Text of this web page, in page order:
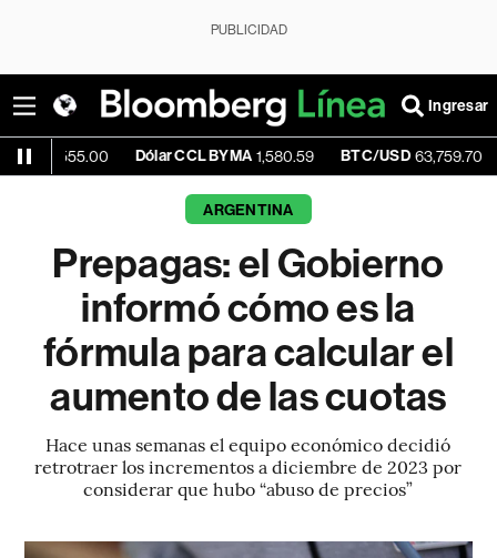
PUBLICIDAD
Ingresar
Dólar CCL BYMA 1,580.59 BTC/USD 63,759.70
ARGENTINA
Prepagas: el Gobierno
informó cómo es la
fórmula para calcular el
aumento de las cuotas
Hace unas semanas el equipo económico decidió
retrotraer los incrementos a diciembre de 2023 por
considerar que hubo “abuso de precios”